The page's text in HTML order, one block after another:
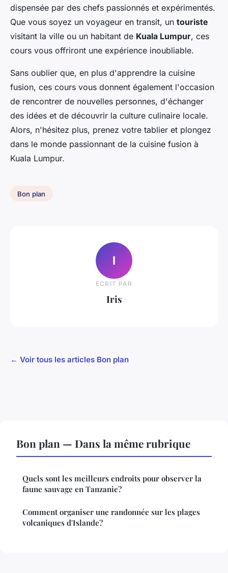
dispensée par des chefs passionnés et expérimentés.
Que vous soyez un voyageur en transit, un touriste
visitant la ville ou un habitant de Kuala Lumpur, ces
cours vous offriront une expérience inoubliable.
Sans oublier que, en plus d'apprendre la cuisine
fusion, ces cours vous donnent également l'occasion
de rencontrer de nouvelles personnes, d'échanger
des idées et de découvrir la culture culinaire locale.
Alors, n'hésitez plus, prenez votre tablier et plongez
dans le monde passionnant de la cuisine fusion à
Kuala Lumpur.
Bon plan
I
ECRIT PAR
Iris
← Voir tous les articles Bon plan
Bon plan — Dans la même rubrique
Quels sont les meilleurs endroits pour observer la
faune sauvage en Tanzanie?
Comment organiser une randonnée sur les plages
volcaniques d'Islande?